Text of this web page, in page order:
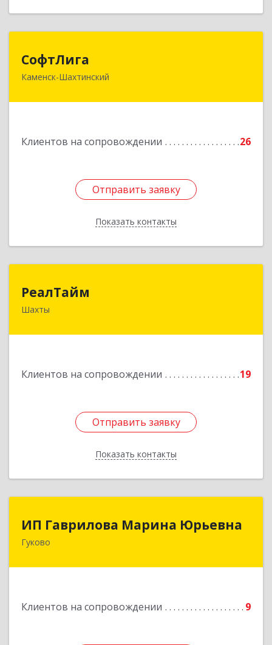
СофтЛига
Каменск-Шахтинский
Клиентов на сопровождении 26
Отправить заявку
Показать контакты
347800, Ростовская обл, Каменск-Шахтинский г,
Отправить заявку
Назад
РеалТайм
Шахты
Клиентов на сопровождении 19
Отправить заявку
Показать контакты
Отправить заявку
Назад
ИП Гаврилова Марина Юрьевна
Гуково
Клиентов на сопровождении 9